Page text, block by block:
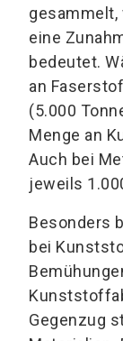
gesammelt,
eine
bedeutet.
an
(5.000
Menge an
Auch bei
jeweils
Besonders
bei
Gegenzug